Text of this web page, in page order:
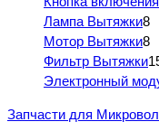
Лампа Вытяжки8
Мотор Вытяжки8
Фильтр Вытяжки
Электронный
Запчасти для